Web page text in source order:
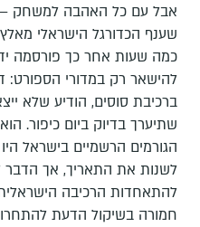
אבל עם כל האהבה למשחק –
שענף הכדורגל הישראלי
כמה שעות אחר כך פורסמה
להישאר רק במדורי
ברכיבת סוסים, הודיע שלא
שתיערך בדיוק ביום כיפור.
הגורמים הרשמיים בישראל היו
לשנות את התאריך, אך
להתאחדות הרכיבה
חמורה בשיקול הדעת